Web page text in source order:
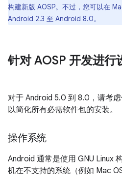
构建新版 AOSP。不过，您可以在
Android 2.3 至 Android 8.0。
针对 AOSP 开发进行
对于 Android 5.0 到 8.0，请考
以简化所有必需软件包的安装。
操作系统
Android 通常是使用 GNU Linux
机在不支持的系统（例如 Mac